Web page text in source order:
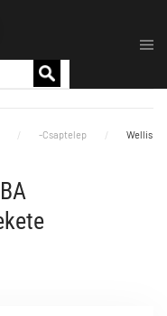
-Csaptelep
Wellis